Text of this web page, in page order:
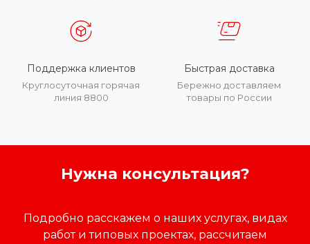
Поддержка клиентов
Круглосуточная горячая
линия 8800
Быстрая доставка
Бережно доставляем
товары по России
Нужна консультация?
Подробно расскажем о наших услугах, видах
работ и типовых проектах, рассчитаем